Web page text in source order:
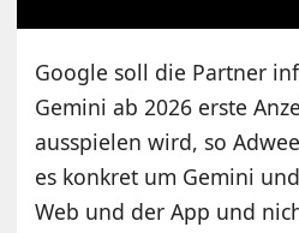
Google soll die Partner
Gemini ab 2026 erste
ausspielen wird, so
es konkret um Gemini
Web und der App und